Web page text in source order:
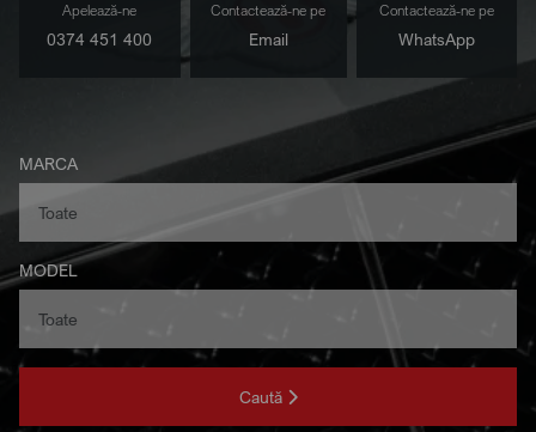
Apelează-ne
0374 451 400
Contactează-ne pe
Email
Contactează-ne pe
WhatsApp
MARCA
MODEL
Caută